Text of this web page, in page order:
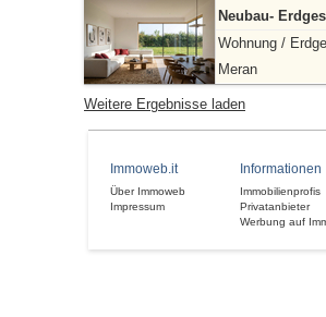
Neubau-
Wohnung /
Meran
Weitere Ergebnisse laden
Immoweb.it
Über Immoweb
Impressum
Informationen
Immobilienprofis
Privatanbieter
Werbung auf